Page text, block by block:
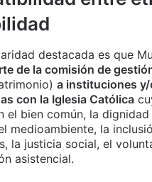
destacada es que
de la comisión de
a instituciones
con la Iglesia Católica
el bien común, la dignidad
medioambiente, la
la justicia social, el
asistencial.